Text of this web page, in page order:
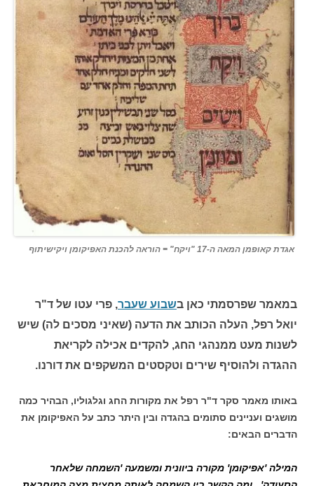
אגדת קאופמן המאה ה-17 "ויקח" = הוראה להכנת האפיקומן ויקישיתוף
במאמר שפרסמתי כאן בשבוע שעבר, פרי עטו של ד"ר
יואל רפל, העלה הכותב את הדעה (שאיני מסכים לה) שיש
לשנות מעט ממנהגי החג, להקדים אכילה לקריאת
ההגדה ולהוסיף שירים וטקסטים המשקפים את דורנו.
באותו מאמר סקר ד"ר רפל את מקורות החג וגלגוליו, הבהיר כמה
מושגים ועניינים סתומים בהגדה ובין היתר כתב על האפיקומן את
הדברים הבאים:
המילה 'אפיקומן' מקורה ביוונית ומשמעה 'השמחה שלאחר